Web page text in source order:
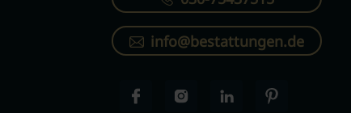
info@bestattungen.de